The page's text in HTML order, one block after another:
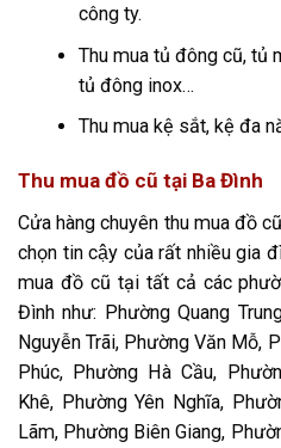
công ty.
Thu mua tủ đông cũ, tủ
tủ đông inox…
Thu mua kệ sắt, kệ đa
Thu mua đồ cũ tại Ba Đình
Cửa hàng chuyên thu mua đồ
chọn tin cậy của rất nhiều gia
mua đồ cũ tại tất cả các
Đình như: Phường Quang
Nguyễn Trãi, Phường Văn Mỗ,
Phúc, Phường Hà Cầu,
Khê, Phường Yên Nghĩa,
Lãm, Phường Biên Giang,